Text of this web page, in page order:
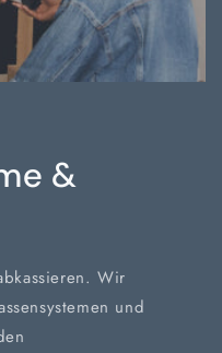
&
Wir
und